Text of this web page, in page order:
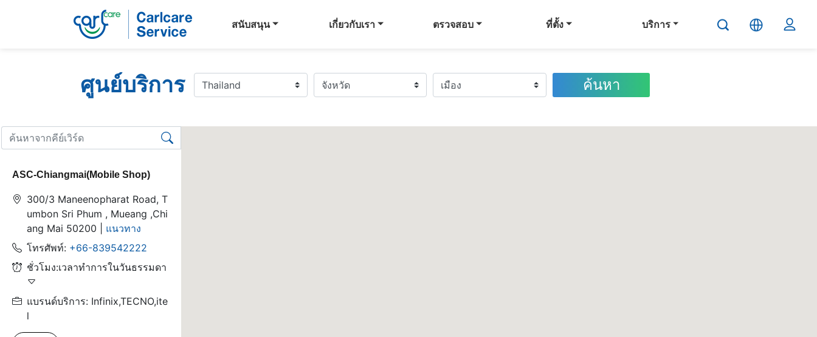
สนับสนุน เกี่ยวกับเรา ตรวจสอบ ที่ตั้ง บริการ
ศูนย์บริการ ค้นหา
ASC-Chiangmai(Mobile Shop)
300/3 Maneenopharat Road, T
umbon Sri Phum , Mueang ,Chi
ang Mai 50200 | แนวทาง
โทรศัพท์: +66-839542222
ชั่วโมง:เวลาทำการในวันธรรมดา
แบรนด์บริการ: Infinix,TECNO,ite
l